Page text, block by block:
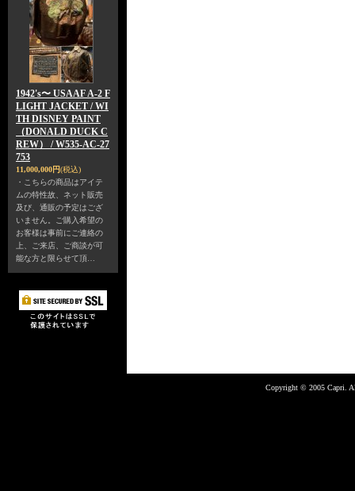
1942's〜 USAAF A-2 F
LIGHT JACKET / WI
TH DISNEY PAINT
（DONALD DUCK C
REW） / W535-AC-27
753
11,000,000円(税込)
・こちらの商品はアイテ
ムの特性故、ネット販売
及び、通販の予定はござ
いません。ご購入希望の
お客様は事前にご連絡の
上、ご来店、ご商談が可
能な方と限らせて頂…
Copyright © 2005 Capri.